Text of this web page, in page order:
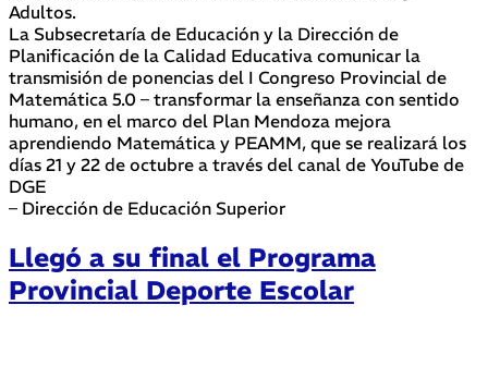
Adultos.
La Subsecretaría de Educación y la Dirección de
Planificación de la Calidad Educativa comunicar la
transmisión de ponencias del I Congreso Provincial de
Matemática 5.0 – transformar la enseñanza con sentido
humano, en el marco del Plan Mendoza mejora
aprendiendo Matemática y PEAMM, que se realizará los
días 21 y 22 de octubre a través del canal de YouTube de
DGE
– Dirección de Educación Superior
Llegó a su final el Programa
Provincial Deporte Escolar